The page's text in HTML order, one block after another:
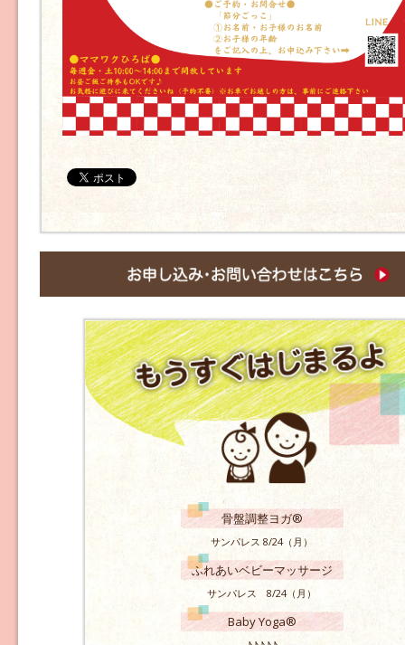
骨盤調整ヨガ®
サンパレス 8/24（月）
ふれあいベビーマッサージ
サンパレス 8/24（月）
Baby Yoga®